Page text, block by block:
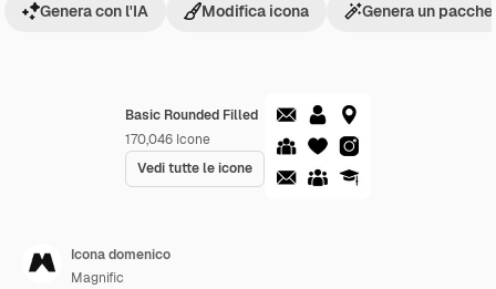
Basic Rounded Filled
170,046 Icone
Vedi tutte le icone
Genera con l'IA Modifica icona Genera un
Icona domenico
Magnific